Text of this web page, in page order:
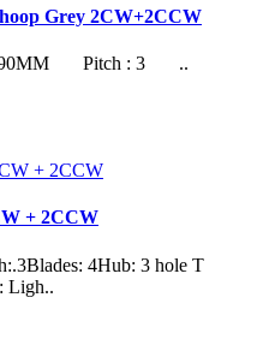
Grey 2CW+2CCW
90MM Pitch : 3 ..
+ 2CCW
4Hub: 3 hole T
Ligh..